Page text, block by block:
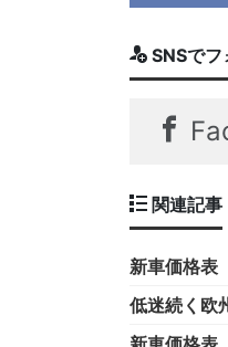
SNSでフ
関連記事
新車価格表
低迷続く欧